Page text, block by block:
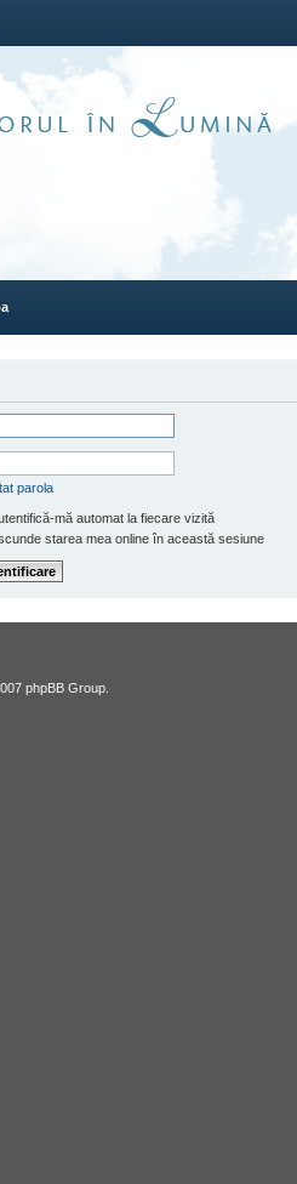
parola
mă automat la fiecare vizită
starea mea online în această sesiune
phpBB Group.